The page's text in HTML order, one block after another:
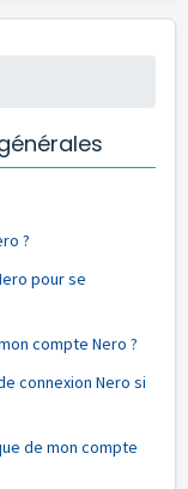
?
pour se
compte Nero ?
connexion Nero si
de mon compte